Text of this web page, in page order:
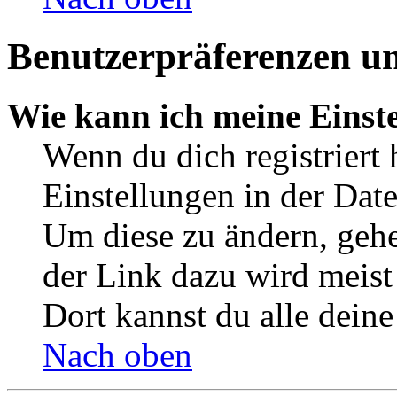
Benutzerpräferenzen
Wie kann ich meine
Wenn du dich registriert
Einstellungen in der
Um diese zu ändern,
der Link dazu wird
Dort kannst du alle
Nach oben